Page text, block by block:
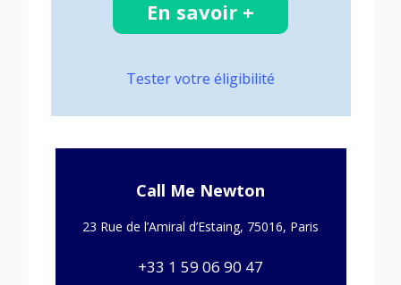
En savoir +
Tester votre éligibilité
Call Me Newton
23 Rue de l’Amiral d’Estaing, 75016, Paris
+33 1 59 06 90 47